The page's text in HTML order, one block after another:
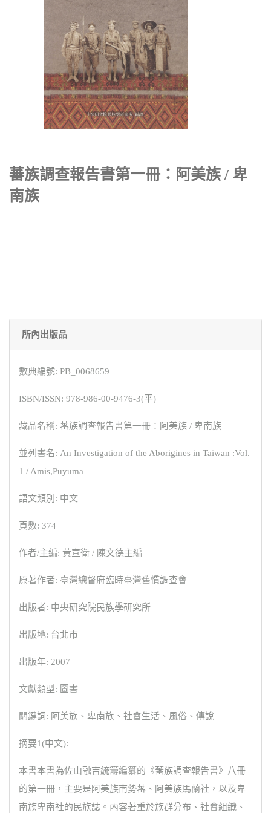
蕃族調查報告書第一冊：阿美族 / 卑
南族
所內出版品
數典編號: PB_0068659
ISBN/ISSN: 978-986-00-9476-3(平)
藏品名稱: 蕃族調查報告書第一冊：阿美族 / 卑南族
並列書名: An Investigation of the Aborigines in Taiwan :Vol.
1 / Amis,Puyuma
語文類別: 中文
頁數: 374
作者/主編: 黃宣衛 / 陳文德主編
原著作者: 臺灣總督府臨時臺灣舊慣調查會
出版者: 中央研究院民族學研究所
出版地: 台北市
出版年: 2007
文獻類型: 圖書
關鍵詞: 阿美族、卑南族、社會生活、風俗、傳說
摘要1(中文):
本書本書為佐山融吉統籌編纂的《蕃族調查報告書》八冊
的第一冊，主要是阿美族南勢蕃、阿美族馬蘭社，以及卑
南族卑南社的民族誌。內容著重於族群分布、社會組織、